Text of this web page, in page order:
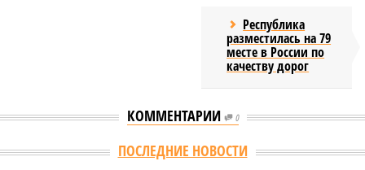
Республика
разместилась на 79
месте в России по
качеству дорог
КОММЕНТАРИИ 0
ПОСЛЕДНИЕ НОВОСТИ